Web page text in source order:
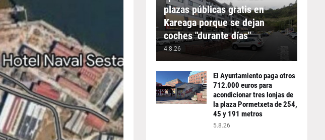
plazas públicas gratis en
Kareaga porque se dejan
coches "durante días"
4.8.26
El Ayuntamiento paga otros
712.000 euros para
acondicionar tres lonjas de
la plaza Pormetxeta de 254,
45 y 191 metros
5.8.26